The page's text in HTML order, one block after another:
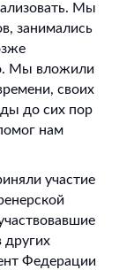
Мы
занимались
Мы вложили
своих
до сих пор
нам
участие
Федерации